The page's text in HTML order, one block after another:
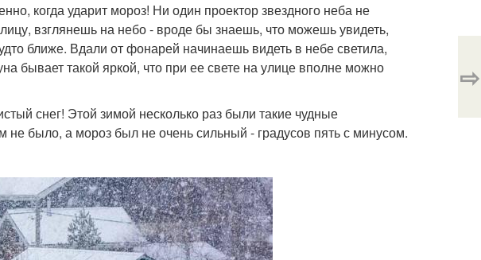
когда ударит мороз! Ни один проектор звездного неба не
взглянешь на небо - вроде бы знаешь, что можешь увидеть,
ближе. Вдали от фонарей начинаешь видеть в небе светила,
бывает такой яркой, что при ее свете на улице вполне можно
снег! Этой зимой несколько раз были такие чудные
не было, а мороз был не очень сильный - градусов пять с минусом.
⇨